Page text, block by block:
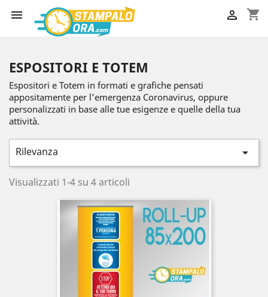
 shopping_cart

ESPOSITORI E TOTEM
Espositori e Totem in formati e grafiche pensati
appositamente per l'emergenza Coronavirus, oppure
personalizzati in base alle tue esigenze e quelle della tua
attività.
Rilevanza 
Visualizzati 1-4 su 4 articoli